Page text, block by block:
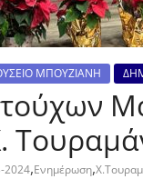
ΜΠΟΥΖΙΑΝΗ
2024,Ενημέρωση,